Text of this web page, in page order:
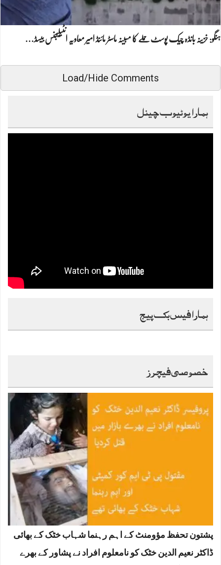
ہنگو: خزینہ بانڈہ چیک پوسٹ حملے کا مبینہ ماسٹر مائنڈ امیر معاویہ انٹیلیجنس بیسڈ…
Load/Hide Comments
ہمارا یوٹیوب چینل
ہمارا فیس بک پیج
خصوصی فیچرز
پشتون تحفظ مؤومنٹ کے اہم رہنما شہاب خٹک کے بھائی
ڈاکٹر نعیم الدین خٹک کو نامعلوم افراد نے پشاور کے بھرے